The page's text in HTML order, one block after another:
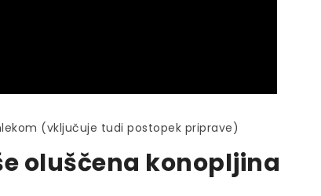
(vključuje tudi postopek priprave)
oluščena konopljina